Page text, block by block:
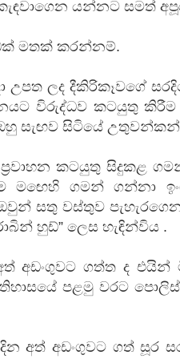
පද පෙළ
පද පෙළ
පද පෙළ
පෙළ
යන්නට සමත්
මතක් කරන්නම්.
දා උපත ලද දීකිරිකෑවගේ
විරුද්ධව කටයුතු
සැඟව සිටියේ උතුවන්කන්ද
කටයුතු සිදුකළ
මඟෙහි ගමන් ගන්නා
සතු වස්තුව
හුඩ්” ලෙස හැඳින්විය .
අඩංගුවට ගත්ත ද එයින්
පළමු වරට
දින අත් අඩංගුවට ගත් සූර